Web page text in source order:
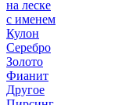
на леске
с именем
Кулон
Серебро
Золото
Фианит
Другое